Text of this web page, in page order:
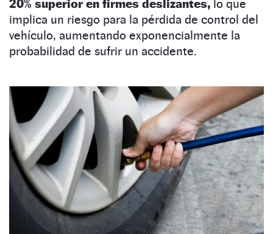
20% superior en firmes deslizantes, lo que
implica un riesgo para la pérdida de control del
vehículo, aumentando exponencialmente la
probabilidad de sufrir un accidente.